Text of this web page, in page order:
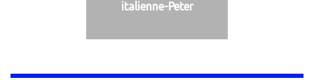
italienne-Peter